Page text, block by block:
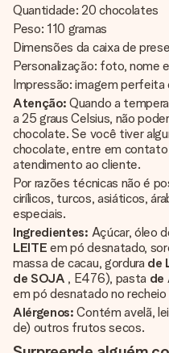
Quantidade: 20 chocolates
Peso: 110 gramas
Dimensões da caixa de
Personalização: foto, nome
Impressão: imagem perfeita
Atenção: Quando a
a 25 graus Celsius, não
chocolate. Se você tiver
chocolate, entre em
atendimento ao cliente.
Por razões técnicas não é
cirílicos, turcos, asiáticos,
especiais.
Ingredientes: Açúcar, óleo
LEITE em pó desnatado,
massa de cacau, gordura de
de SOJA , E476), pasta de
em pó desnatado no
Alérgenos: Contém avelã,
de) outros frutos secos.